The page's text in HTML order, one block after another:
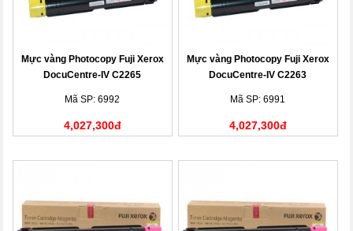
Mực vàng Photocopy Fuji Xerox
DocuCentre-IV C2265
Mã SP: 6992
4,027,300đ
Mực vàng Photocopy Fuji Xerox
DocuCentre-IV C2263
Mã SP: 6991
4,027,300đ